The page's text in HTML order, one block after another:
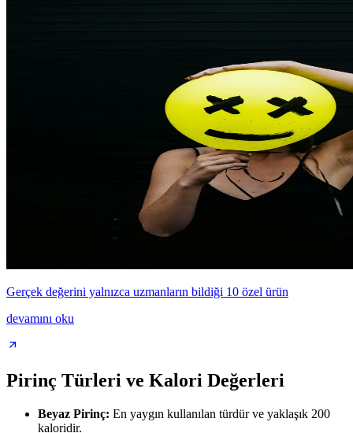
Gerçek değerini yalnızca uzmanların bildiği 10 özel ürün
devamını oku
Pirinç Türleri ve Kalori Değerleri
Beyaz Pirinç: En yaygın kullanılan türdür ve yaklaşık 200
kaloridir.